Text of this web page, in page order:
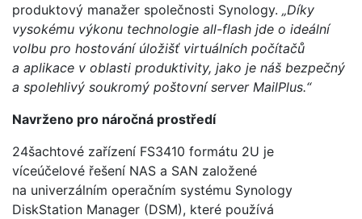
produktový manažer společnosti Synology. „Díky
vysokému výkonu technologie all-flash jde o ideální
volbu pro hostování úložišť virtuálních počítačů
a aplikace v oblasti produktivity, jako je náš bezpečný
a spolehlivý soukromý poštovní server MailPlus.“
Navrženo pro náročná prostředí
24šachtové zařízení FS3410 formátu 2U je
víceúčelové řešení NAS a SAN založené
na univerzálním operačním systému Synology
DiskStation Manager (DSM), které používá